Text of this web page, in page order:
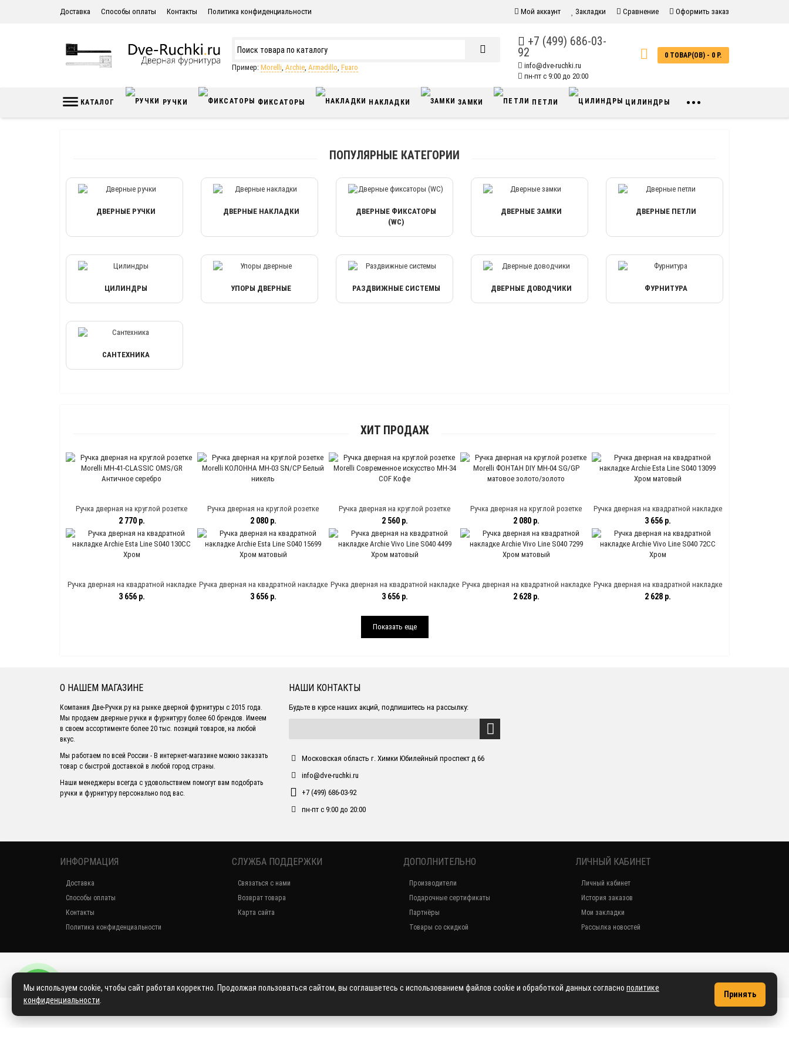
Доставка Способы оплаты Контакты Политика конфиденциальности Мой аккаунт Закладки Сравнение Оформить заказ
Пример: Morelli, Archie, Armadillo, Fuaro
+7 (499) 686-03-
92
info@dve-ruchki.ru
пн-пт с 9:00 до 20:00
0 ТОВАР(ОВ) - 0 Р.
КАТАЛОГ РУЧКИ ФИКСАТОРЫ НАКЛАДКИ ЗАМКИ ПЕТЛИ ЦИЛИНДРЫ •••
ПОПУЛЯРНЫЕ КАТЕГОРИИ
ДВЕРНЫЕ РУЧКИ ДВЕРНЫЕ НАКЛАДКИ
ДВЕРНЫЕ ФИКСАТОРЫ
(WC)
ДВЕРНЫЕ ЗАМКИ ДВЕРНЫЕ ПЕТЛИ
ЦИЛИНДРЫ УПОРЫ ДВЕРНЫЕ РАЗДВИЖНЫЕ СИСТЕМЫ ДВЕРНЫЕ ДОВОДЧИКИ ФУРНИТУРА
САНТЕХНИКА
ХИТ ПРОДАЖ
Ручка дверная на круглой розетке
Morelli MH-41-CLASSIC OMS/GR
Античное серебро
2 770 р.
Ручка дверная на круглой розетке
Morelli КОЛОННА MH-03 SN/CP Белый
никель
2 080 р.
Ручка дверная на круглой розетке
Morelli Современное искусство MH-34
COF Кофе
2 560 р.
Ручка дверная на круглой розетке
Morelli ФОНТАН DIY MH-04 SG/GP
матовое золото/золото
2 080 р.
Ручка дверная на квадратной накладке
Archie Esta Line S040 13099 Хром
матовый
3 656 р.
Ручка дверная на квадратной накладке
Archie Esta Line S040 130CC Хром
3 656 р.
Ручка дверная на квадратной накладке
Archie Esta Line S040 15699 Хром
3 656 р.
Ручка дверная на квадратной накладке
Archie Vivo Line S040 4499 Хром матовый
3 656 р.
Ручка дверная на квадратной накладке
Archie Vivo Line S040 7299 Хром матовый
2 628 р.
Ручка дверная на квадратной накладке
Archie Vivo Line S040 72CC Хром
2 628 р.
Показать еще
О НАШЕМ МАГАЗИНЕ
Компания Две-Ручки.ру на рынке дверной фурнитуры с 2015 года.
Мы продаем дверные ручки и фурнитуру более 60 брендов. Имеем
в своем ассортименте более 20 тыс. позиций товаров, на любой
вкус.
Мы работаем по всей России - В интернет-магазине можно заказать
товар с быстрой доставкой в любой город страны.
Наши менеджеры всегда с удовольствием помогут вам подобрать
ручки и фурнитуру персонально под вас.
НАШИ КОНТАКТЫ
Будьте в курсе наших акций, подпишитесь на рассылку:
Московская область г. Химки Юбилейный проспект д 66
info@dve-ruchki.ru
+7 (499) 686-03-92
пн-пт с 9:00 до 20:00
ИНФОРМАЦИЯ
Доставка
Способы оплаты
Контакты
Политика конфиденциальности
СЛУЖБА ПОДДЕРЖКИ
Связаться с нами
Возврат товара
Карта сайта
ДОПОЛНИТЕЛЬНО
Производители
Подарочные сертификаты
Партнёры
Товары со скидкой
ЛИЧНЫЙ КАБИНЕТ
Личный кабинет
История заказов
Мои закладки
Рассылка новостей
Мы используем cookie, чтобы сайт работал корректно. Продолжая пользоваться сайтом, вы соглашаетесь с использованием файлов cookie и обработкой данных согласно политике
конфиденциальности
Принять